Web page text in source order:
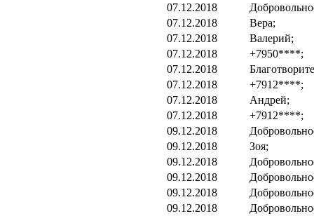
07.12.2018
07.12.2018
Вера;
07.12.2018
Валерий;
07.12.2018
+7950****;
07.12.2018
07.12.2018
+7912****;
07.12.2018
Андрей;
07.12.2018
+7912****;
09.12.2018
09.12.2018
Зоя;
09.12.2018
09.12.2018
09.12.2018
09.12.2018